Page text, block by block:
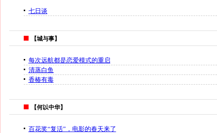
七日谈
【城与事】
每次远航都是恋爱模式的重启
清蒸白鱼
香椿有毒
【何以中华】
百花奖“复活”，电影的春天来了